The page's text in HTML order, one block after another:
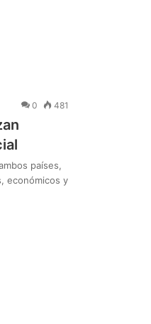
0 481
países,
económicos y